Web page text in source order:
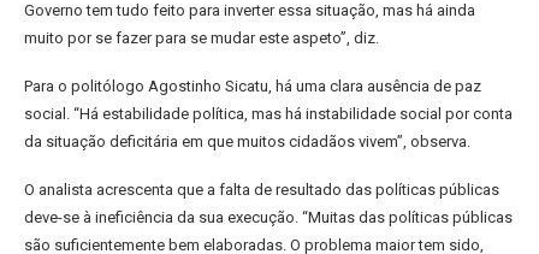
Governo tem tudo feito para inverter essa situação, mas há ainda
muito por se fazer para se mudar este aspeto”, diz.
Para o politólogo Agostinho Sicatu, há uma clara ausência de paz
social. “Há estabilidade política, mas há instabilidade social por conta
da situação deficitária em que muitos cidadãos vivem”, observa.
O analista acrescenta que a falta de resultado das políticas públicas
deve-se à ineficiência da sua execução. “Muitas das políticas públicas
são suficientemente bem elaboradas. O problema maior tem sido,